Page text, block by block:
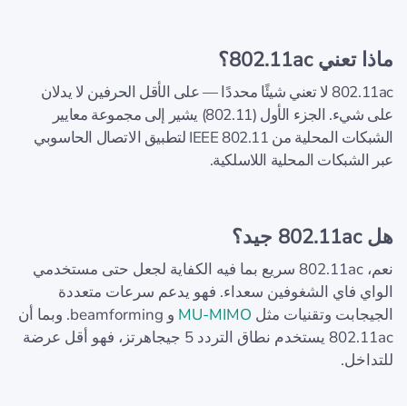
ماذا تعني 802.11ac؟
802.11ac لا تعني شيئًا محددًا — على الأقل الحرفين لا يدلان
على شيء. الجزء الأول (802.11) يشير إلى مجموعة معايير
الشبكات المحلية من IEEE 802.11 لتطبيق الاتصال الحاسوبي
عبر الشبكات المحلية اللاسلكية.
هل 802.11ac جيد؟
نعم، 802.11ac سريع بما فيه الكفاية لجعل حتى مستخدمي
الواي فاي الشغوفين سعداء. فهو يدعم سرعات متعددة
الجيجابت وتقنيات مثل MU-MIMO
و beamforming. وبما أن
802.11ac يستخدم نطاق التردد 5 جيجاهرتز، فهو أقل عرضة
للتداخل.